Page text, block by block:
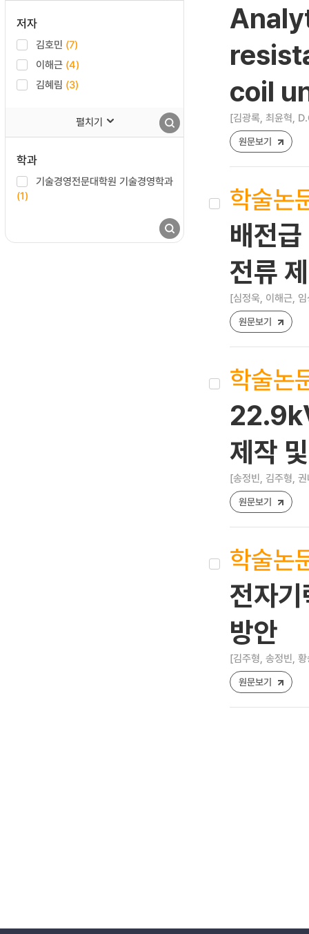
저자
김호민 (7)
이해근 (4)
김혜림 (3)
펼치기
학과
기술경영전문대학원 기술경영학과
(1)
coil
[김광록, 최윤혁,
원문보기
학술논
배전
전류
[심정욱, 이해근,
원문보기
학술논
제작
[송정빈, 김주형,
원문보기
학술논
전자
방안
[김주형, 송정빈,
원문보기